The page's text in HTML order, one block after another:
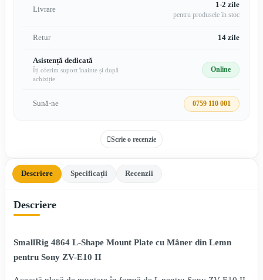
Livrare
1-2 zile
pentru produsele în stoc
Retur 14 zile
Asistență dedicată
Îți oferim suport înainte și după
achiziție
Online
Sună-ne 0759 110 001
Scrie o recenzie
Descriere Specificații Recenzii
Descriere
SmallRig 4864 L-Shape Mount Plate cu Mâner din Lemn
pentru Sony ZV-E10 II